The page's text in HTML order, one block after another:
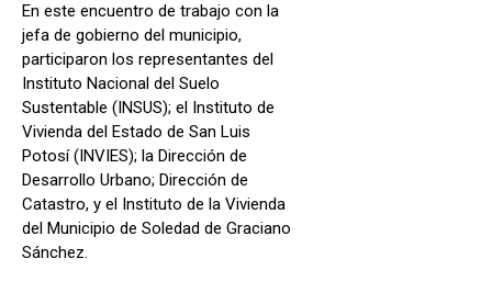
En este encuentro de trabajo con la
jefa de gobierno del municipio,
participaron los representantes del
Instituto Nacional del Suelo
Sustentable (INSUS); el Instituto de
Vivienda del Estado de San Luis
Potosí (INVIES); la Dirección de
Desarrollo Urbano; Dirección de
Catastro, y el Instituto de la Vivienda
del Municipio de Soledad de Graciano
Sánchez.